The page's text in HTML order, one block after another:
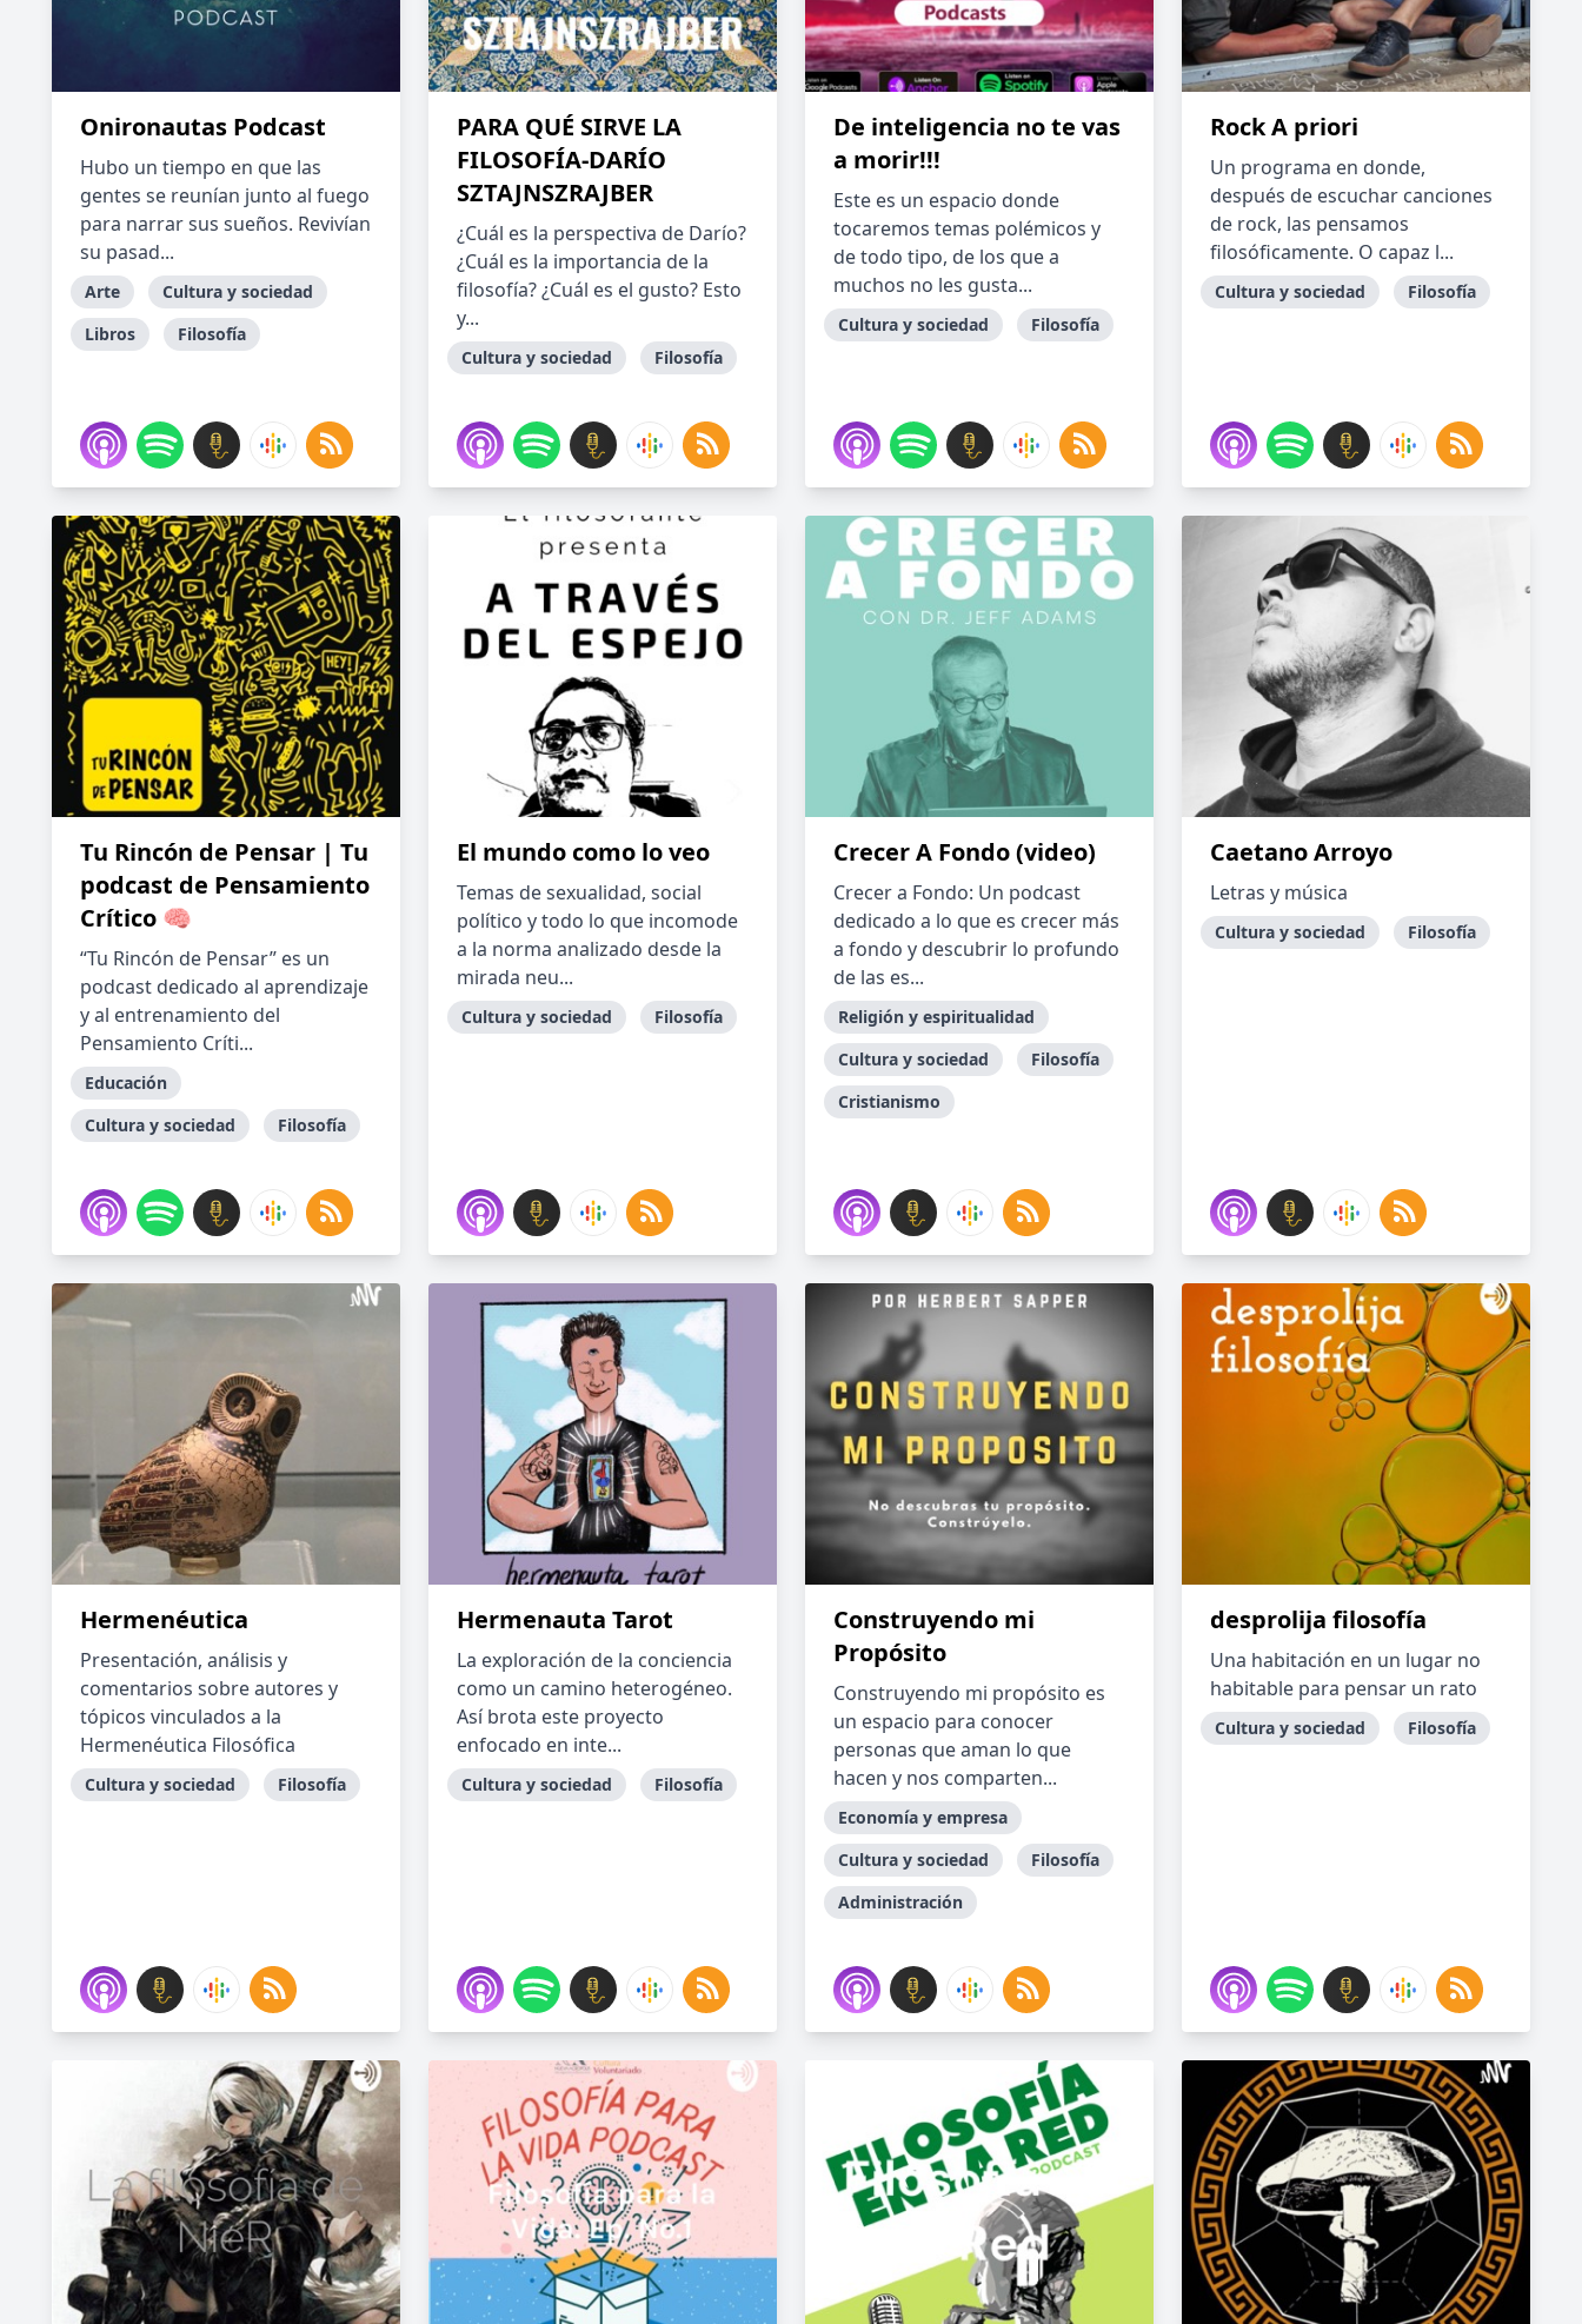
Onironautas Podcast
Hubo un tiempo en que las
gentes se reunían junto al fuego
para narrar sus sueños. Revivían
su pasad...
Arte
Cultura y sociedad
Libros
Filosofía
PARA QUÉ SIRVE LA
FILOSOFÍA-DARÍO
SZTAJNSZRAJBER
¿Cuál es la perspectiva de Darío?
¿Cuál es la importancia de la
filosofía? ¿Cuál es el gusto? Esto
y...
Cultura y sociedad Filosofía
De inteligencia no te vas
a morir!!!
Este es un espacio donde
tocaremos temas polémicos y
de todo tipo, de los que a
muchos no les gusta...
Cultura y sociedad Filosofía
Rock A priori
Un programa en donde,
después de escuchar canciones
de rock, las pensamos
filosóficamente. O capaz l...
Cultura y sociedad Filosofía
Tu Rincón de Pensar | Tu
podcast de Pensamiento
Crítico 🧠
“Tu Rincón de Pensar” es un
podcast dedicado al aprendizaje
y al entrenamiento del
Pensamiento Críti...
Educación
Cultura y sociedad
Filosofía
El mundo como lo veo
Temas de sexualidad, social
político y todo lo que incomode
a la norma analizado desde la
mirada neu...
Cultura y sociedad Filosofía
Crecer A Fondo (video)
Crecer a Fondo: Un podcast
dedicado a lo que es crecer más
a fondo y descubrir lo profundo
de las es...
Religión y espiritualidad
Cultura y sociedad
Filosofía
Cristianismo
Caetano Arroyo
Letras y música
Cultura y sociedad Filosofía
Hermenéutica
Presentación, análisis y
comentarios sobre autores y
tópicos vinculados a la
Hermenéutica Filosófica
Cultura y sociedad Filosofía
Hermenauta Tarot
La exploración de la conciencia
como un camino heterogéneo.
Así brota este proyecto
enfocado en inte...
Cultura y sociedad Filosofía
Construyendo mi
Propósito
Construyendo mi propósito es
un espacio para conocer
personas que aman lo que
hacen y nos comparten...
Economía y empresa
Cultura y sociedad
Filosofía
Administración
desprolija filosofía
Una habitación en un lugar no
habitable para pensar un rato
Cultura y sociedad Filosofía